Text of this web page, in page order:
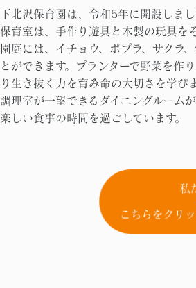
下北沢保育園は、令和5年に開設しま
保育室は、手作り遊具と木製の玩具を
園庭には、イチョウ、ポプラ、サクラ
とができます。プランターで野菜を作
り生き抜く力を育み命の大切さを学びま
調理室が一望できるダイニングルーム
楽しい食事の時間を過ごしています。
私
こちらをクリ